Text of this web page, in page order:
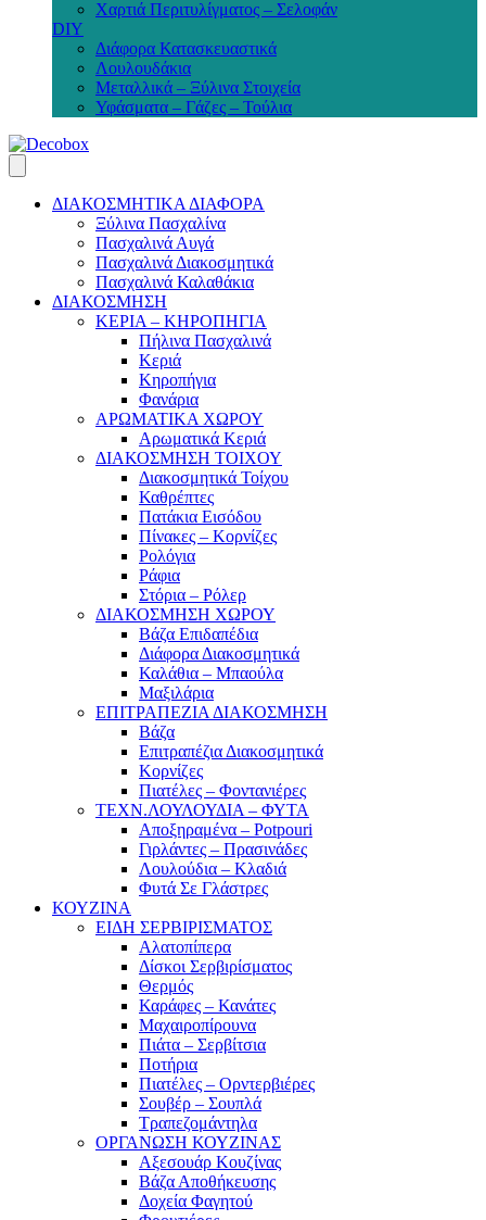
Χαρτιά Περιτυλίγματος – Σελοφάν
DIY
Διάφορα Κατασκευαστικά
Λουλουδάκια
Μεταλλικά – Ξύλινα Στοιχεία
Υφάσματα – Γάζες – Τούλια
ΔΙΑΚΟΣΜΗΤΙΚΑ ΔΙΑΦΟΡΑ
Ξύλινα Πασχαλίνα
Πασχαλινά Αυγά
Πασχαλινά Διακοσμητικά
Πασχαλινά Καλαθάκια
ΔΙΑΚΟΣΜΗΣΗ
ΚΕΡΙΑ – ΚΗΡΟΠΗΓΙΑ
Πήλινα Πασχαλινά
Κεριά
Κηροπήγια
Φανάρια
ΑΡΩΜΑΤΙΚΑ ΧΩΡΟΥ
Αρωματικά Κεριά
ΔΙΑΚΟΣΜΗΣΗ ΤΟΙΧΟΥ
Διακοσμητικά Τοίχου
Καθρέπτες
Πατάκια Εισόδου
Πίνακες – Κορνίζες
Ρολόγια
Ράφια
Στόρια – Ρόλερ
ΔΙΑΚΟΣΜΗΣΗ ΧΩΡΟΥ
Βάζα Επιδαπέδια
Διάφορα Διακοσμητικά
Καλάθια – Μπαούλα
Μαξιλάρια
ΕΠΙΤΡΑΠΕΖΙΑ ΔΙΑΚΟΣΜΗΣΗ
Βάζα
Επιτραπέζια Διακοσμητικά
Κορνίζες
Πιατέλες – Φοντανιέρες
ΤΕΧΝ.ΛΟΥΛΟΥΔΙΑ – ΦΥΤΑ
Αποξηραμένα – Potpouri
Γιρλάντες – Πρασινάδες
Λουλούδια – Κλαδιά
Φυτά Σε Γλάστρες
ΚΟΥΖΙΝΑ
ΕΙΔΗ ΣΕΡΒΙΡΙΣΜΑΤΟΣ
Αλατοπίπερα
Δίσκοι Σερβιρίσματος
Θερμός
Καράφες – Κανάτες
Μαχαιροπίρουνα
Πιάτα – Σερβίτσια
Ποτήρια
Πιατέλες – Ορντερβιέρες
Σουβέρ – Σουπλά
Τραπεζομάντηλα
ΟΡΓΑΝΩΣΗ ΚΟΥΖΙΝΑΣ
Αξεσουάρ Κουζίνας
Βάζα Αποθήκευσης
Δοχεία Φαγητού